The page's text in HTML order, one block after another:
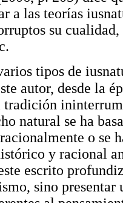
a las teorías
su
tipos de
autor, desde la
tradición
natural se ha
o se
y racional
escrito
sino